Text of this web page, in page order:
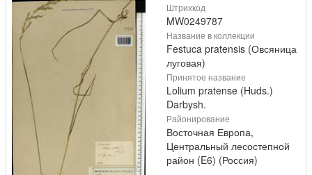
Штрихкод
MW0249787
Название в коллекции
Festuca pratensis (Овсяница
луговая)
Принятое название
Lolium pratense (Huds.)
Darbysh.
Районирование
Восточная Европа,
Центральный лесостепной
район (E6) (Россия)